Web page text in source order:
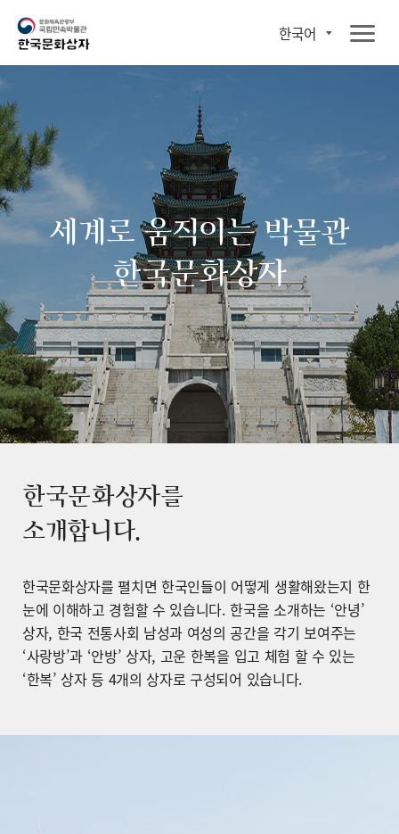
한국어
세계로 움직이는 박물관
한국문화상자
한국문화상자를
소개합니다.
한국문화상자를 펼치면 한국인들이 어떻게 생활해왔는지 한
눈에 이해하고 경험할 수 있습니다. 한국을 소개하는 ‘안녕’
상자, 한국 전통사회 남성과 여성의 공간을 각기 보여주는
‘사랑방’과 ‘안방’ 상자, 고운 한복을 입고 체험 할 수 있는
‘한복’ 상자 등 4개의 상자로 구성되어 있습니다.